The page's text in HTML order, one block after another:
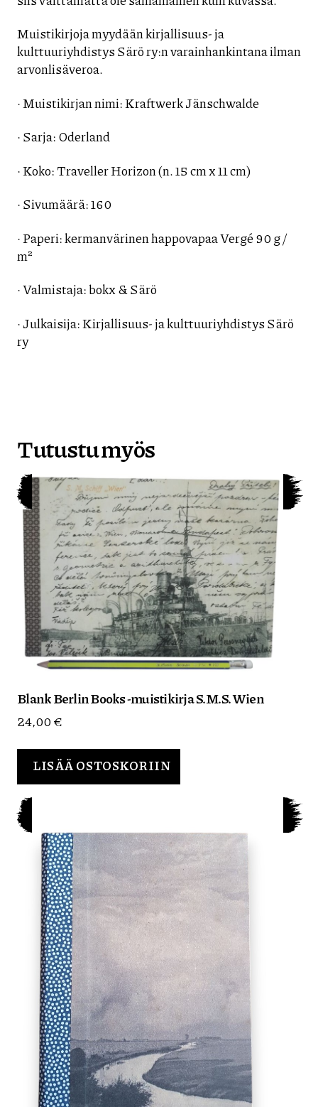
Muistikirjoja myydään kirjallisuus- ja
kulttuuriyhdistys Särö ry:n varainhankintana ilman
arvonlisäveroa.
· Muistikirjan nimi: Kraftwerk Jänschwalde
· Sarja: Oderland
· Koko: Traveller Horizon (n. 15 cm x 11 cm)
· Sivumäärä: 160
· Paperi: kermanvärinen happovapaa Vergé 90 g /
m²
· Valmistaja: bokx & Särö
· Julkaisija: Kirjallisuus- ja kulttuuriyhdistys Särö
ry
Tutustu myös
Blank Berlin Books -muistikirja S.M.S. Wien
24,00€
LISÄÄ OSTOSKORIIN